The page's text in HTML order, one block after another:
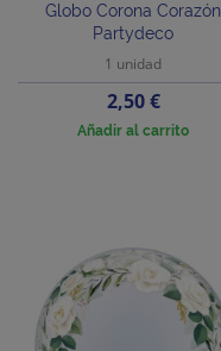
Globo Corona Corazón
Partydeco
1 unidad
Precio
2,50 €
Añadir al carrito